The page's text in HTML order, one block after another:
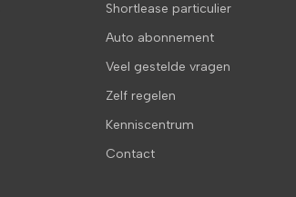
Shortlease particulier
Auto abonnement
Veel gestelde vragen
Zelf regelen
Kenniscentrum
Contact